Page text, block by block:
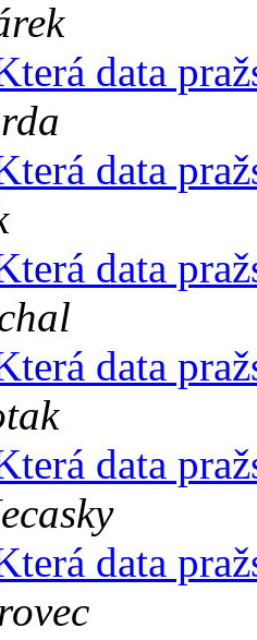
data
data
data
data
data
data